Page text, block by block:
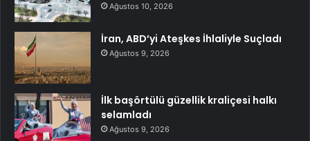
Ağustos 10, 2026
İran, ABD’yi Ateşkes İhlaliyle Suçladı
Ağustos 9, 2026
İlk başörtülü güzellik kraliçesi halkı
selamladı
Ağustos 9, 2026